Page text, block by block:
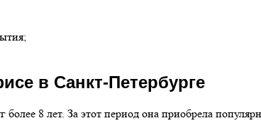
в Санкт-Петербурге
8 лет. За этот период она приобрела